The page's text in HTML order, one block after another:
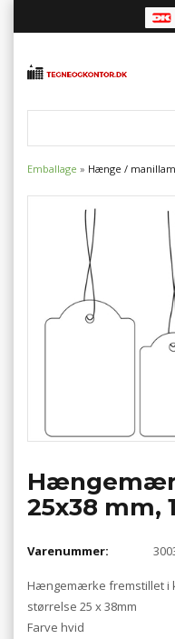
Emballage » Hænge /
25x38 mm,
Varenummer:
Hængemærke fremstillet i
størrelse 25 x 38mm
Farve hvid